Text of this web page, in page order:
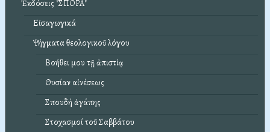
Ἐκδόσεις "ΣΠΟΡΑ"
Εἰσαγωγικά
Ψήγματα θεολογικοῦ λόγου
Βοήθει μου τῇ ἀπιστίᾳ
Θυσίαν αἰνέσεως
Σπουδή ἀγάπης
Στοχασμοί τοῦ Σαββάτου